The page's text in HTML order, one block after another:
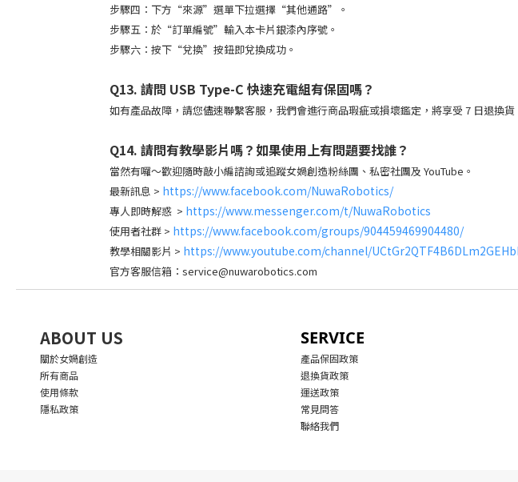
步驟四：下方“來源”選單下拉選擇“其他通路”。
步驟五：於“訂單編號”輸入本卡片銀漆內序號。
步驟六：按下“兌換”按鈕即兌換成功。
Q13. 請問 USB Type-C 快速充電組有保固嗎？
如有產品故障，請您儘速聯繫客服，我們會進行商品瑕疵或損壞鑑定，將享受 7 日退換貨
Q14. 請問有教學影片嗎？如果使用上有問題要找誰？
當然有囉～歡迎隨時敲小編諮詢或追蹤女媧創造粉絲團、私密社團及 YouTube。
最新訊息 > https://www.facebook.com/NuwaRobotics/
專人即時解惑 > https://www.messenger.com/t/NuwaRobotics
使用者社群 > https://www.facebook.com/groups/904459469904480/
教學相關影片 > https://www.youtube.com/channel/
官方客服信箱：service@nuwarobotics.com
ABOUT US
關於女媧創造
所有商品
使用條款
隱私政策
SERVICE
產品保固政策
退換貨政策
運送政策
常見問答
聯絡我們